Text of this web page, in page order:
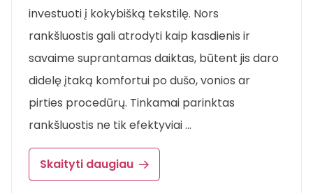
investuoti į kokybišką tekstilę. Nors
rankšluostis gali atrodyti kaip kasdienis ir
savaime suprantamas daiktas, būtent jis daro
didelę įtaką komfortui po dušo, vonios ar
pirties procedūrų. Tinkamai parinktas
rankšluostis ne tik efektyviai …
Skaityti daugiau